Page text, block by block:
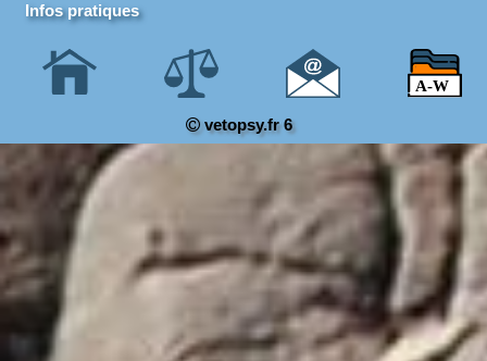
Infos pratiques
vetopsy.fr 6